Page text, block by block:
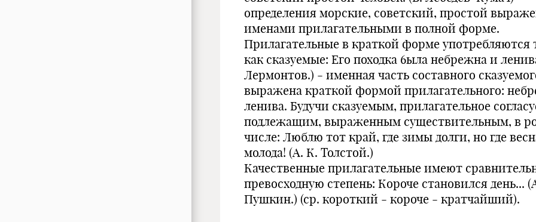
определения морские, советский, простой
именами прилагательными в полной форме.
Прилагательные в краткой форме употребляются
как сказуемые: Его походка 6ыла небрежна и
Лермонтов.) - именная часть составного
выражена краткой формой прилагательного:
ленива. Будучи сказуемым, прилагательное
подлежащим, выраженным существительным, в
числе: Люблю тот край, где зимы долги, но где
молода! (А. К. Толстой.)
Качественные прилагательные имеют
превосходную степень: Короче становился день...
Пушкин.) (ср. короткий - короче - кратчайший).